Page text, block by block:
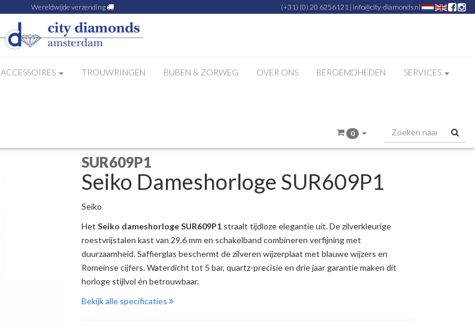
Wereldwijde verzending (+31) (0) 20 6256121 | info@city-diamonds.nl
ACCESSOIRES TROUWRINGEN BUBEN & ZORWEG OVER ONS BEROEMDHEDEN SERVICES
0
SUR609P1
Seiko Dameshorloge SUR609P1
Seiko
Het Seiko dameshorloge SUR609P1 straalt tijdloze elegantie uit. De zilverkleurige
roestvrijstalen kast van 29,6 mm en schakelband combineren verfijning met
duurzaamheid. Saffierglas beschermt de zilveren wijzerplaat met blauwe wijzers en
Romeinse cijfers. Waterdicht tot 5 bar, quartz-precisie en drie jaar garantie maken dit
horloge stijlvol én betrouwbaar.
Bekijk alle specificaties